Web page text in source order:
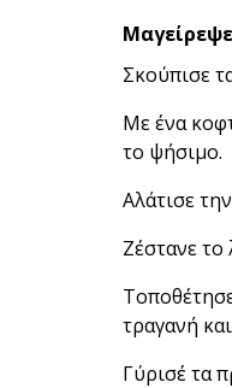
Σκούπισε
Με ένα
το ψήσιμο.
Αλάτισε
Ζέστανε το
τραγανή
Γύρισέ τα